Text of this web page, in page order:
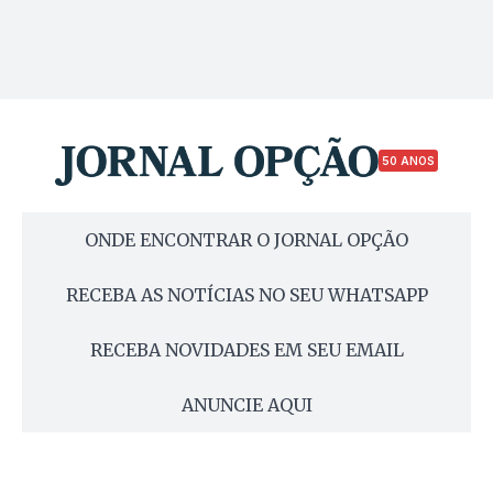
50 ANOS
ONDE ENCONTRAR O JORNAL OPÇÃO
RECEBA AS NOTÍCIAS NO SEU WHATSAPP
RECEBA NOVIDADES EM SEU EMAIL
ANUNCIE AQUI